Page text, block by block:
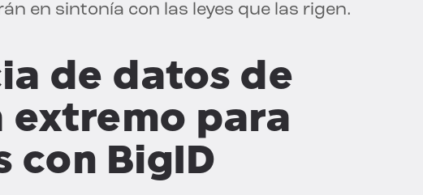
en sintonía con las leyes que las rigen.
de datos de
extremo para
con BigID